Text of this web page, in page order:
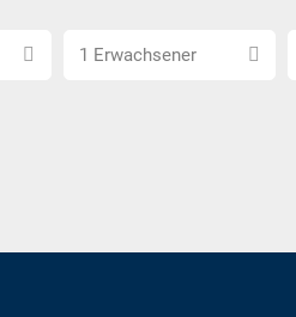
Anzahl
1 Erwachsener